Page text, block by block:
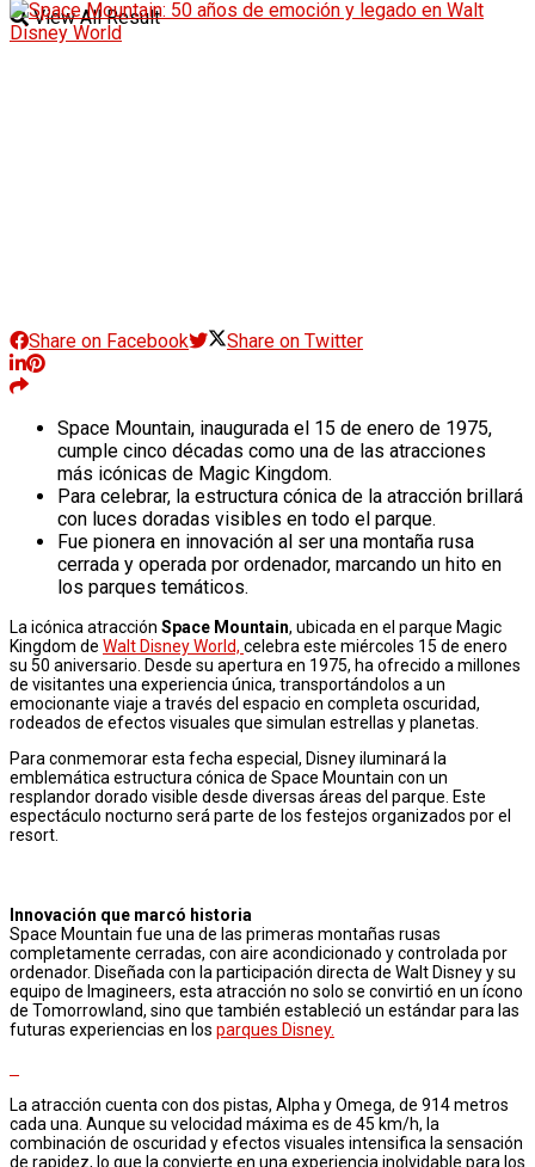
View All Result
Share on Facebook Share on Twitter
Space Mountain, inaugurada el 15 de enero de 1975,
cumple cinco décadas como una de las atracciones
más icónicas de Magic Kingdom.
Para celebrar, la estructura cónica de la atracción brillará
con luces doradas visibles en todo el parque.
Fue pionera en innovación al ser una montaña rusa
cerrada y operada por ordenador, marcando un hito en
los parques temáticos.
La icónica atracción Space Mountain, ubicada en el parque Magic
Kingdom de Walt Disney World, celebra este miércoles 15 de enero
su 50 aniversario. Desde su apertura en 1975, ha ofrecido a millones
de visitantes una experiencia única, transportándolos a un
emocionante viaje a través del espacio en completa oscuridad,
rodeados de efectos visuales que simulan estrellas y planetas.
Para conmemorar esta fecha especial, Disney iluminará la
emblemática estructura cónica de Space Mountain con un
resplandor dorado visible desde diversas áreas del parque. Este
espectáculo nocturno será parte de los festejos organizados por el
resort.
Innovación que marcó historia
Space Mountain fue una de las primeras montañas rusas
completamente cerradas, con aire acondicionado y controlada por
ordenador. Diseñada con la participación directa de Walt Disney y su
equipo de Imagineers, esta atracción no solo se convirtió en un ícono
de Tomorrowland, sino que también estableció un estándar para las
futuras experiencias en los parques Disney.
La atracción cuenta con dos pistas, Alpha y Omega, de 914 metros
cada una. Aunque su velocidad máxima es de 45 km/h, la
combinación de oscuridad y efectos visuales intensifica la sensación
de rapidez, lo que la convierte en una experiencia inolvidable para los